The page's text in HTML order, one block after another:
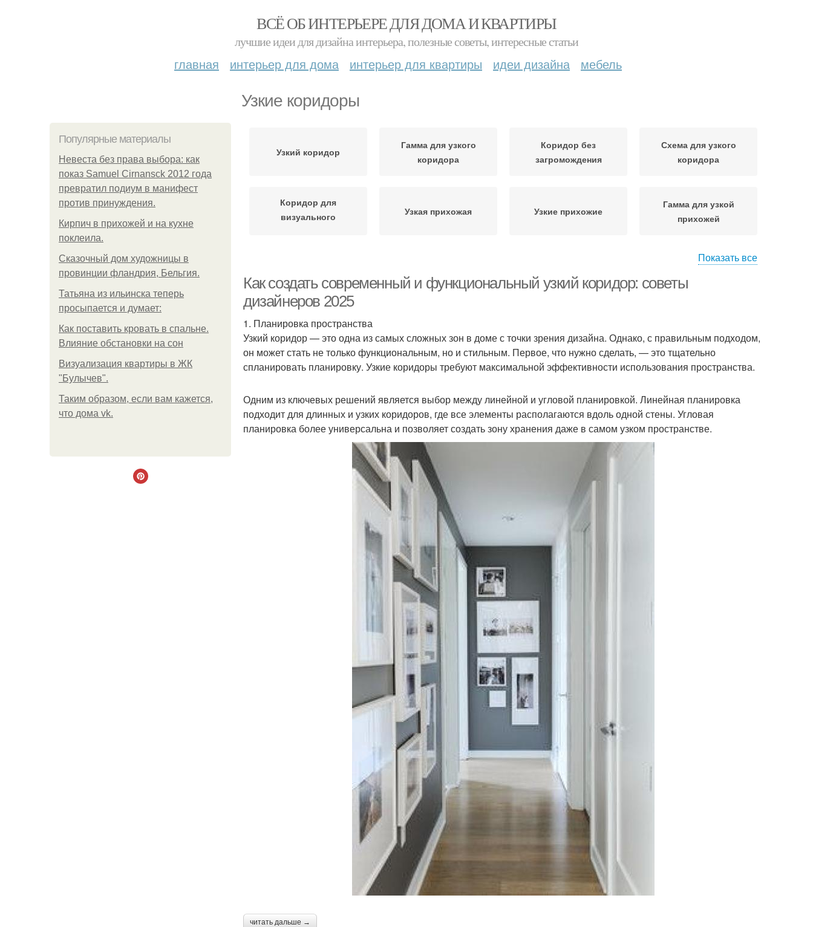
ВСЁ ОБ ИНТЕРЬЕРЕ ДЛЯ ДОМА И КВАРТИРЫ
лучшие идеи для дизайна интерьера, полезные советы, интересные статьи
главная интерьер для дома интерьер для квартиры идеи дизайна мебель
Узкие коридоры
Популярные материалы
Невеста без права выбора: как
показ Samuel Cirnansck 2012 года
превратил подиум в манифест
против принуждения.
Кирпич в прихожей и на кухне
поклеила.
Сказочный дом художницы в
провинции фландрия, Бельгия.
Татьяна из ильинска теперь
просыпается и думает:
Как поставить кровать в спальне.
Влияние обстановки на сон
Визуализация квартиры в ЖК
"Булычев".
Таким образом, если вам кажется,
что дома vk.
Узкий коридор
Гамма для узкого
коридора
Коридор без
загромождения
Схема для узкого
коридора
Коридор для
визуального
Узкая прихожая Узкие прихожие
Гамма для узкой
прихожей
прихожей
прихожей
современном стиле
Коридор в
современном стиле
Освещение в узком
коридоре
коридора
коридора
коридора
прихожей
коридоре
коридора
Обои в узком коридоре Коридор с помощью
Шкаф-куп для узкой
прихожей
Показать все
Как создать современный и функциональный узкий коридор: советы
дизайнеров 2025
1. Планировка пространства
Узкий коридор — это одна из самых сложных зон в доме с точки зрения дизайна. Однако, с правильным подходом,
он может стать не только функциональным, но и стильным. Первое, что нужно сделать, — это тщательно
спланировать планировку. Узкие коридоры требуют максимальной эффективности использования пространства.
Одним из ключевых решений является выбор между линейной и угловой планировкой. Линейная планировка
подходит для длинных и узких коридоров, где все элементы располагаются вдоль одной стены. Угловая
планировка более универсальна и позволяет создать зону хранения даже в самом узком пространстве.
читать дальше →